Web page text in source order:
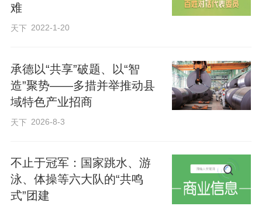
“看起来简单，干起来真不容易。”学生孙崇
铁锹插下去，左脚猛踩，锹头只翻起拳头
般大小的土块。再向下挖，树根、石块接
踵而至。不一会儿，汗水便顺着脸颊淌下
来。
“种一棵小树都这么难，更何况种出百万亩
林海。塞罕坝的建设者，太了不起了。”孙
崇元扶着刚种下的树苗，语气里充满敬
难
天下 2022-1-20
承德以“共享”破题、以“智
造”聚势——多措并举推动县
域特色产业招商
天下 2026-8-3
不止于冠军：国家跳水、游
泳、体操等六大队的“共鸣
式”团建